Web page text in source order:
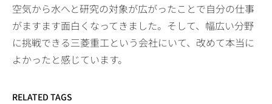
空気から水へと研究の対象が広がったことで自分の仕事
がますます面白くなってきました。そして、幅広い分野
に挑戦できる三菱重工という会社にいて、改めて本当に
よかったと感じています。
RELATED TAGS